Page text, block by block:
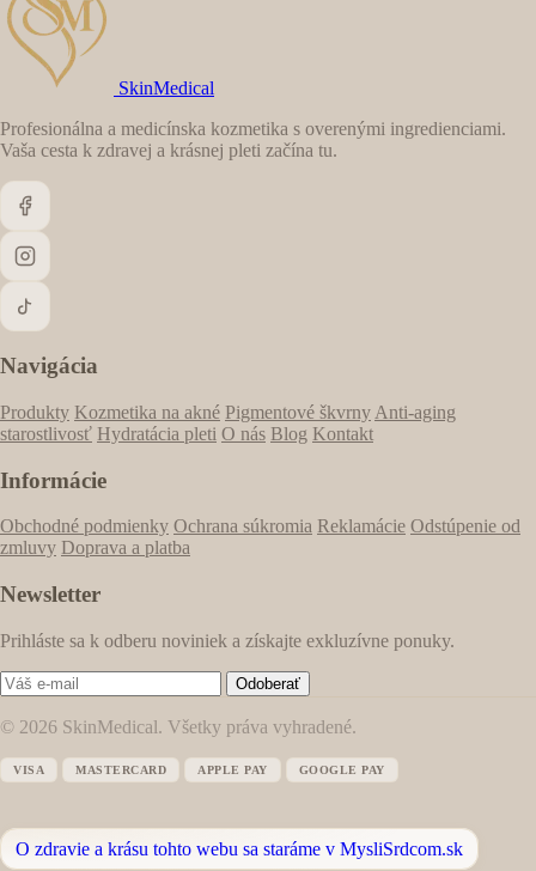
SkinMedical
Profesionálna a medicínska kozmetika s overenými ingredienciami.
Vaša cesta k zdravej a krásnej pleti začína tu.
Navigácia
Produkty Kozmetika na akné Pigmentové škvrny Anti-aging
starostlivosť Hydratácia pleti O nás Blog Kontakt
Informácie
Obchodné podmienky Ochrana súkromia Reklamácie Odstúpenie od
zmluvy Doprava a platba
Newsletter
Prihláste sa k odberu noviniek a získajte exkluzívne ponuky.
Odoberať
© 2026 SkinMedical. Všetky práva vyhradené.
VISA MASTERCARD APPLE PAY GOOGLE PAY
O zdravie a krásu tohto webu sa staráme v MysliSrdcom.sk